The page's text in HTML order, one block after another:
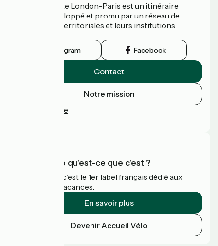
L’Avenue Verte London-Paris est un itinéraire
cyclable développé et promu par un réseau de
collectivités territoriales et leurs institutions
Instagram Facebook
Contact
Notre mission
Espace Presse
Accueil Vélo qu'est-ce que c'est ?
Accueil Vélo c'est le 1er label français dédié aux
cyclistes en vacances.
En savoir plus
Devenir Accueil Vélo